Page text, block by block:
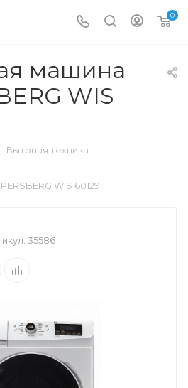
0
машина
WIS
Бытовая техника —
WIS 60129
35586